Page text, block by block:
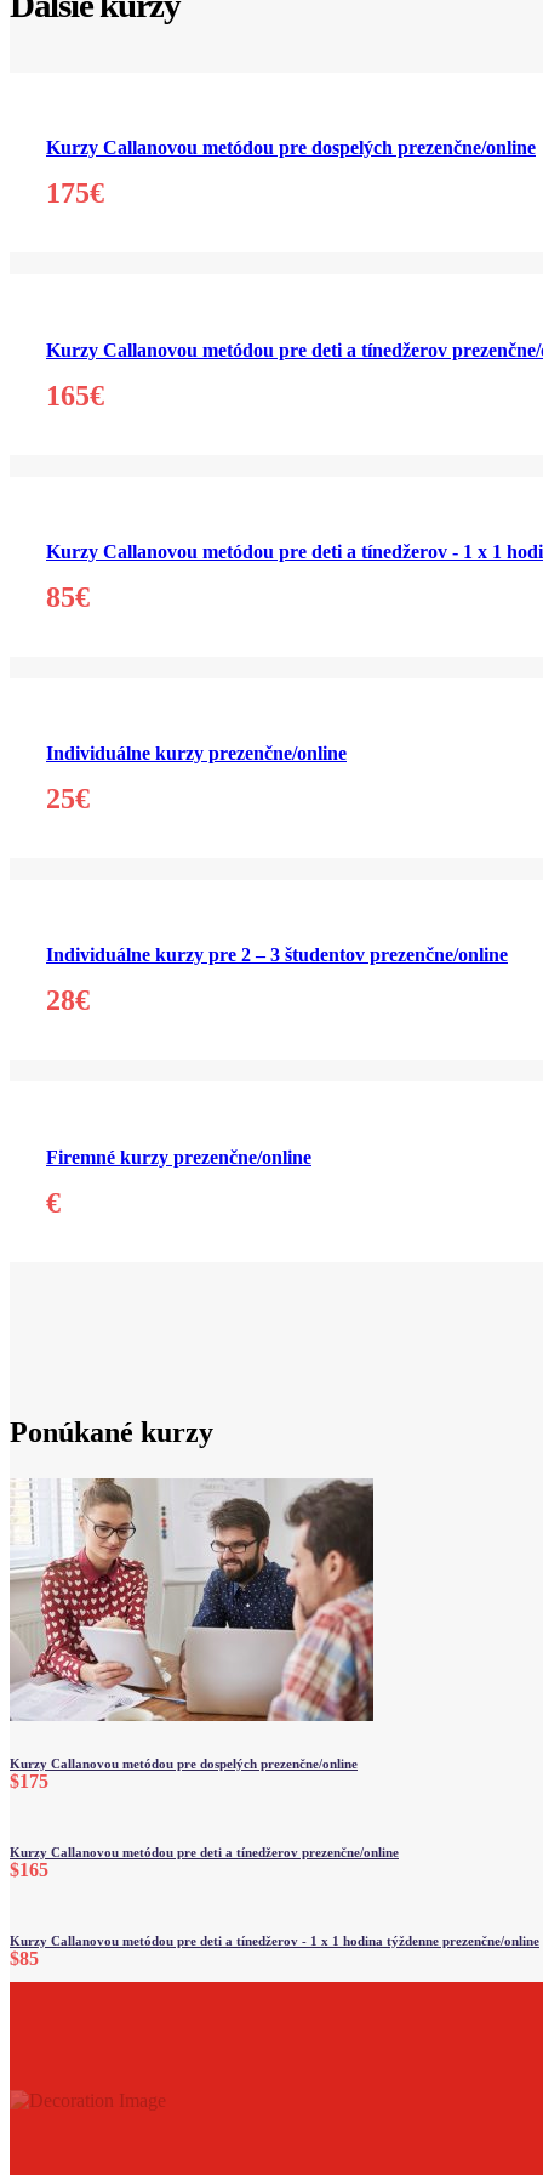
Kurzy Callanovou metódou pre dospelých prezenčne/online
175€
Kurzy Callanovou metódou pre deti a tínedžerov
165€
Kurzy Callanovou metódou pre deti a tínedžerov - 1 x 1
85€
Individuálne kurzy prezenčne/online
25€
Individuálne kurzy pre 2 – 3 študentov prezenčne/online
28€
Firemné kurzy prezenčne/online
€
Ponúkané kurzy
Kurzy Callanovou metódou pre dospelých prezenčne/online
$175
Kurzy Callanovou metódou pre deti a tínedžerov prezenčne/online
$165
Kurzy Callanovou metódou pre deti a tínedžerov - 1 x 1 hodina týždenne prezenčne/online
$85